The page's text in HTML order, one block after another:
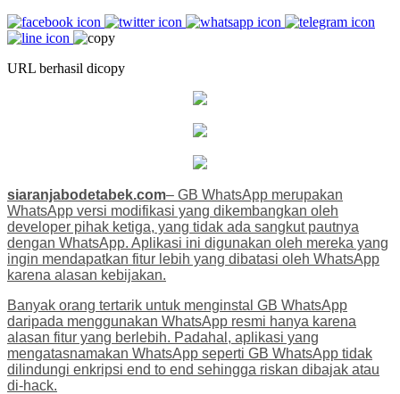
URL berhasil dicopy
siaranjabodetabek.com– GB WhatsApp merupakan
WhatsApp versi modifikasi yang dikembangkan oleh
developer pihak ketiga, yang tidak ada sangkut pautnya
dengan WhatsApp. Aplikasi ini digunakan oleh mereka yang
ingin mendapatkan fitur lebih yang dibatasi oleh WhatsApp
karena alasan kebijakan.
Banyak orang tertarik untuk menginstal GB WhatsApp
daripada menggunakan WhatsApp resmi hanya karena
alasan fitur yang berlebih. Padahal, aplikasi yang
mengatasnamakan WhatsApp seperti GB WhatsApp tidak
dilindungi enkripsi end to end sehingga riskan dibajak atau
di-hack.